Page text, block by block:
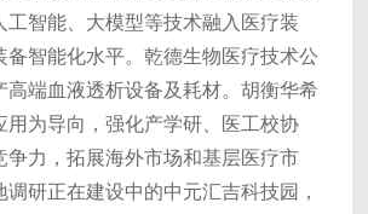
工智能、大模型等技术融入医疗装
备智能化水平。乾德生物医疗技术公
高端血液透析设备及耗材。胡衡华希
用为导向，强化产学研、医工校协
争力，拓展海外市场和基层医疗市
研正在建设中的中元汇吉科技园，